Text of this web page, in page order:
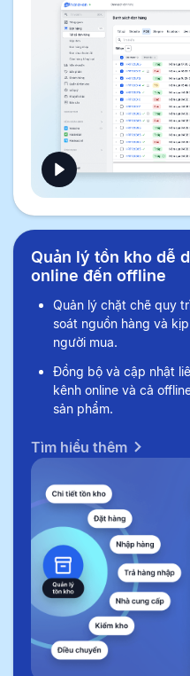
Quản lý tồn kho dễ
online đến offline
Quản lý chặt chẽ quy
soát nguồn hàng và
người mua.
Đồng bộ và cập nhật
kênh online và cả
sản phẩm.
Tìm hiểu thêm